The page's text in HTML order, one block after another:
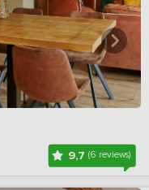
9,7(6 reviews)